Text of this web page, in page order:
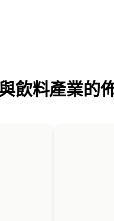
飲料產業的